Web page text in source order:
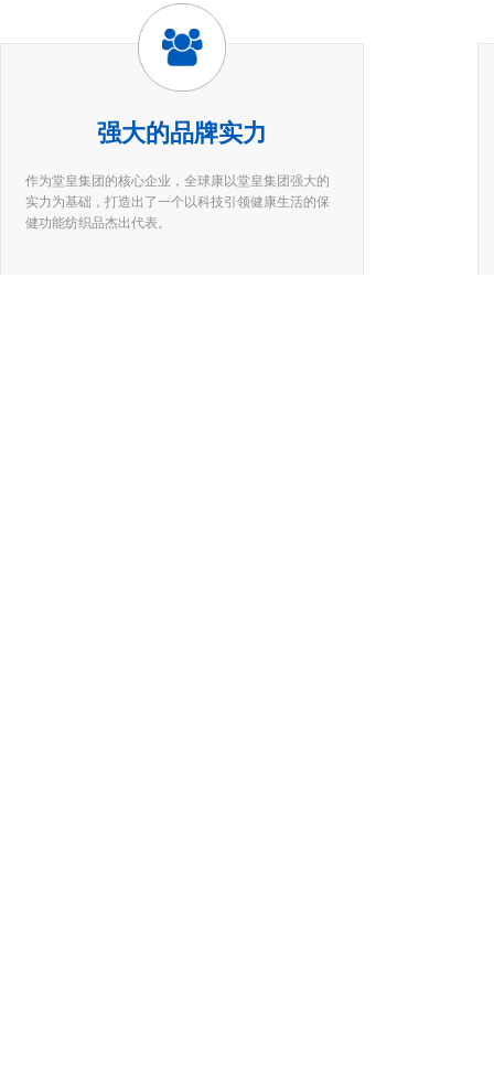
强大的品牌实力
作为堂皇集团的核心企业，全球康以堂皇集团强大的
实力为基础，打造出了一个以科技引领健康生活的保
健功能纺织品杰出代表。